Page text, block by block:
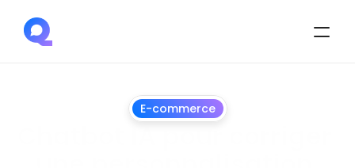
E-commerce